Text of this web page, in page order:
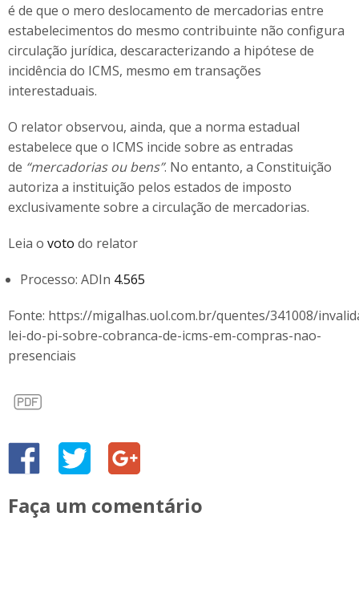
é de que o mero deslocamento de mercadorias entre
estabelecimentos do mesmo contribuinte não configura
circulação jurídica, descaracterizando a hipótese de
incidência do ICMS, mesmo em transações
interestaduais.
O relator observou, ainda, que a norma estadual
estabelece que o ICMS incide sobre as entradas
de “mercadorias ou bens”. No entanto, a Constituição
autoriza a instituição pelos estados de imposto
exclusivamente sobre a circulação de mercadorias.
Leia o voto do relator
Processo: ADIn 4.565
Fonte: https://migalhas.uol.com.br/quentes/341008/
lei-do-pi-sobre-cobranca-de-icms-em-compras-nao-
presenciais
Faça um comentário